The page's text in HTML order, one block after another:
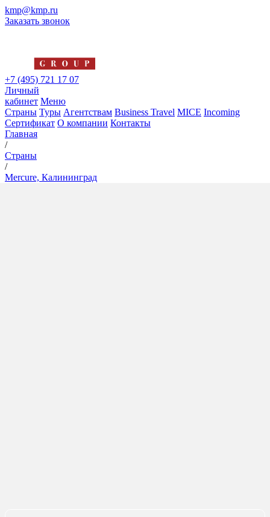
kmp@kmp.ru
Заказать звонок
+7 (495) 721 17 07
Личный
кабинет Меню
Страны Туры Агентствам Business Travel MICE Incoming
Сертификат О компании Контакты
Главная
/
Страны
/
Mercure, Калининград